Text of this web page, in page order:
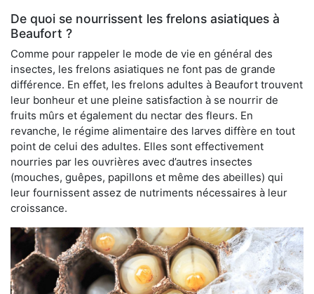
De quoi se nourrissent les frelons asiatiques à
Beaufort ?
Comme pour rappeler le mode de vie en général des
insectes, les frelons asiatiques ne font pas de grande
différence. En effet, les frelons adultes à Beaufort trouvent
leur bonheur et une pleine satisfaction à se nourrir de
fruits mûrs et également du nectar des fleurs. En
revanche, le régime alimentaire des larves diffère en tout
point de celui des adultes. Elles sont effectivement
nourries par les ouvrières avec d’autres insectes
(mouches, guêpes, papillons et même des abeilles) qui
leur fournissent assez de nutriments nécessaires à leur
croissance.